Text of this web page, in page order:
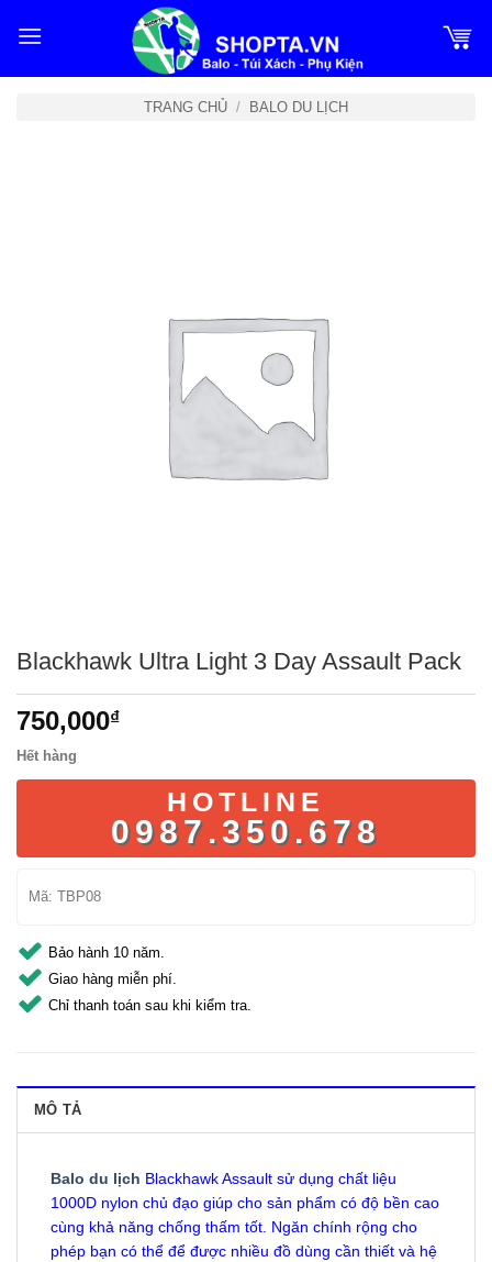
qua
TRANG CHỦ / BALO DU LỊCH
Blackhawk Ultra Light 3 Day Assault Pack
750,000₫
Hết hàng
HOTLINE
0987.350.678
Mã: TBP08
Bảo hành 10 năm.
Giao hàng miễn phí.
Chỉ thanh toán sau khi kiểm tra.
MÔ TẢ
Balo du lịch Blackhawk Assault sử dụng chất liệu
1000D nylon chủ đạo giúp cho sản phẩm có độ bền cao
cùng khả năng chống thấm tốt. Ngăn chính rộng cho
phép bạn có thể để được nhiều đồ dùng cần thiết và hệ